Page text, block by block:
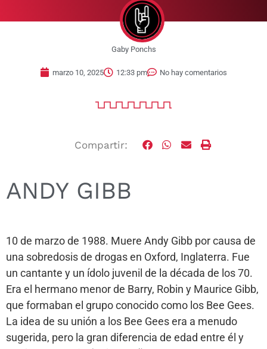
Gaby Ponchs
marzo 10, 2025 12:33 pm No hay comentarios
Compartir:
ANDY GIBB
10 de marzo de 1988. Muere Andy Gibb por causa de
una sobredosis de drogas en Oxford, Inglaterra. Fue
un cantante y un ídolo juvenil de la década de los 70.
Era el hermano menor de Barry, Robin y Maurice Gibb,
que formaban el grupo conocido como los Bee Gees.
La idea de su unión a los Bee Gees era a menudo
sugerida, pero la gran diferencia de edad entre él y